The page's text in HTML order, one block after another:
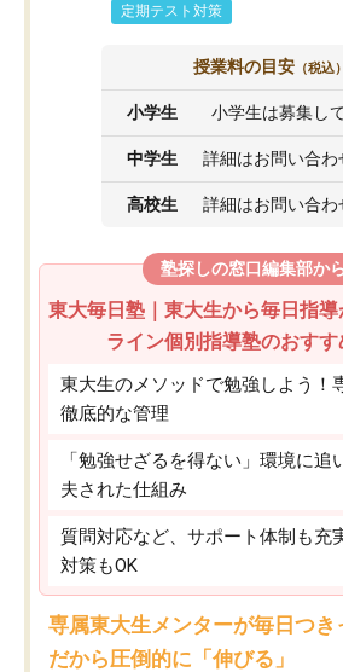
定期テスト対策
授業料の目安 （税込）
小学生 小学生は募集し
中学生 詳細はお問い合わ
高校生 詳細はお問い合わ
塾探しの窓口編集部か
東大毎日塾｜東大生から毎日指
ライン個別指導塾のおすす
東大生のメソッドで勉強しよう！
徹底的な管理
「勉強せざるを得ない」環境に追
夫された仕組み
質問対応など、サポート体制も充
対策もOK
専属東大生メンターが毎日つき
だから圧倒的に「伸びる」